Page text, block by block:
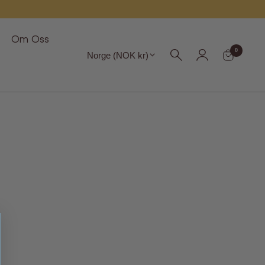
Om Oss
Region
Norge (NOK kr) 0